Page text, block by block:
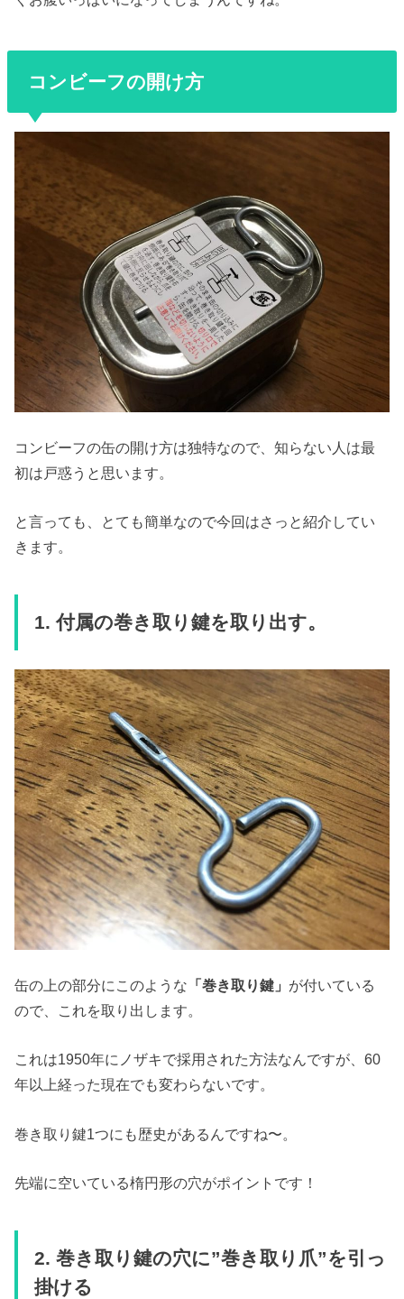
コンビーフの開け方
コンビーフの缶の開け方は独特なので、知らない人は最
初は戸惑うと思います。
と言っても、とても簡単なので今回はさっと紹介してい
きます。
1. 付属の巻き取り鍵を取り出す。
缶の上の部分にこのような 「巻き取り鍵」 が付いている
ので、これを取り出します。
これは1950年にノザキで採用された方法なんですが、60
年以上経った現在でも変わらないです。
巻き取り鍵1つにも歴史があるんですね〜。
先端に空いている楕円形の穴がポイントです！
2. 巻き取り鍵の穴に”巻き取り爪”を引っ
掛ける